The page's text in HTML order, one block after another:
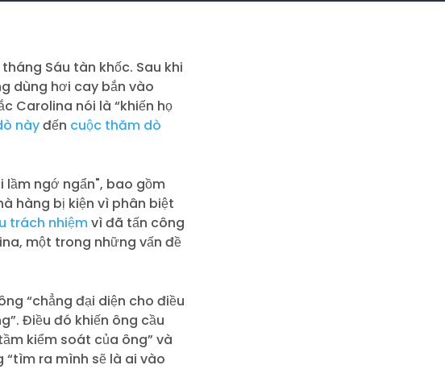
Sáu tàn khốc. Sau khi
dùng hơi cay bắn vào
Carolina nói là “khiến họ
nàyđến cuộc thăm dò
lầm ngớ ngẩn", bao gồm
hàng bị kiện vì phân biệt
trách nhiệmvì đã tấn công
một trong những vấn đề
“chẳng đại diện cho điều
Điều đó khiến ông cầu
kiểm soát của ông” và
ra mình sẽ là ai vào